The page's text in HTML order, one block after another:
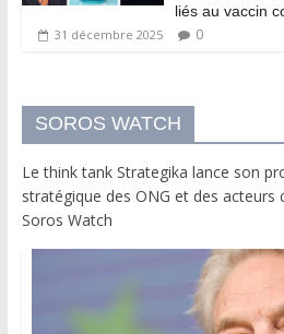
liés au vaccin
31 décembre 2025 0
SOROS WATCH
Le think tank Strategika lance son
stratégique des ONG et des acteurs
Soros Watch